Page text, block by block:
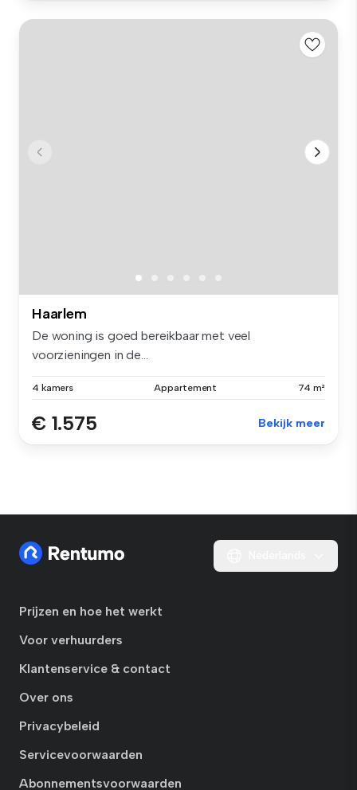
Haarlem
De woning is goed bereikbaar met veel
voorzieningen in de...
4 kamers Appartement 74 m²
€ 1.575 Bekijk meer
Prijzen en hoe het werkt
Voor verhuurders
Klantenservice & contact
Over ons
Privacybeleid
Servicevoorwaarden
Abonnementsvoorwaarden